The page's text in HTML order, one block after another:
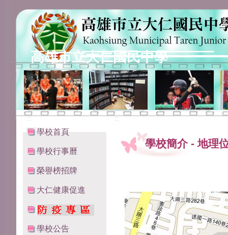
高雄市立大仁國民中學
:::
學校首頁
學校行事曆
榮譽榜招牌
大仁健康促進
學校公告
:::
學校簡介 -地理